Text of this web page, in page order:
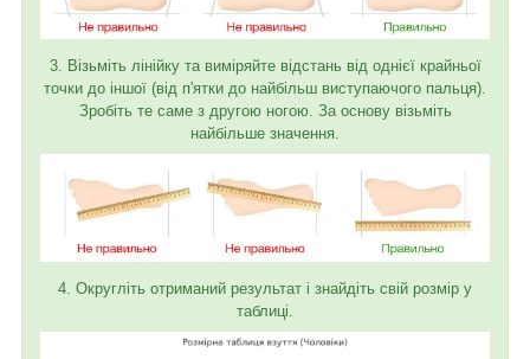
3. Візьміть лінійку та виміряйте відстань від однієї крайньої
точки до іншої (від п'ятки до найбільш виступаючого пальця).
Зробіть те саме з другою ногою. За основу візьміть
найбільше значення.
4. Округліть отриманий результат і знайдіть свій розмір у
таблиці.